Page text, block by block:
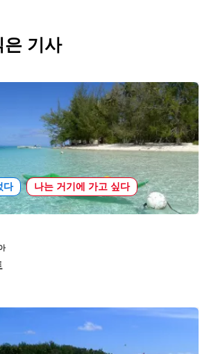
은 기사
다 나는 거기에 가고 싶다